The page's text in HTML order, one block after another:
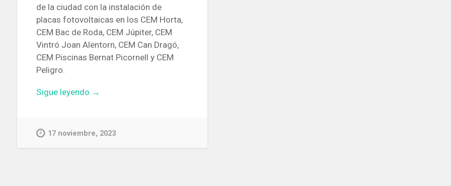
de la ciudad con la instalación de
placas fotovoltaicas en los CEM Horta,
CEM Bac de Roda, CEM Júpiter, CEM
Vintró Joan Alentorn, CEM Can Dragó,
CEM Piscinas Bernat Picornell y CEM
Peligro.
Sigue leyendo «Colocan
en
→
17 noviembre, 2023